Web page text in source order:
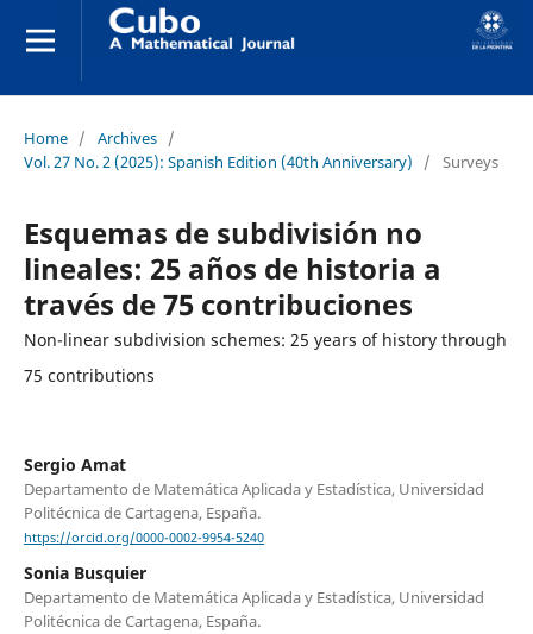
Home / Archives /
Vol. 27 No. 2 (2025): Spanish Edition (40th Anniversary)
/ Surveys
Esquemas de subdivisión no
lineales: 25 años de historia a
través de 75 contribuciones
Non-linear subdivision schemes: 25 years of history through
75 contributions
Sergio Amat
Departamento de Matemática Aplicada y Estadística, Universidad
Politécnica de Cartagena, España.
https://orcid.org/0000-0002-9954-5240
Sonia Busquier
Departamento de Matemática Aplicada y Estadística, Universidad
Politécnica de Cartagena, España.